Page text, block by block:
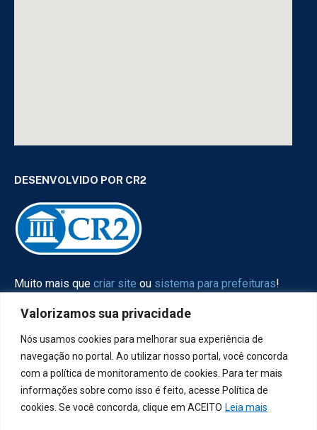
Valorizamos sua privacidade
Nós usamos cookies para melhorar sua experiência de
navegação no portal. Ao utilizar nosso portal, você concorda
com a política de monitoramento de cookies. Para ter mais
informações sobre como isso é feito, acesse Política de
cookies. Se você concorda, clique em ACEITO Leia mais
DESENVOLVIDO POR CR2
Muito mais que criar site ou sistema para prefeituras!
em contrato que todas as exigências das
transparência públicaserão atendidas.
Conheça oPNTP e oRadar da Transparência Pública